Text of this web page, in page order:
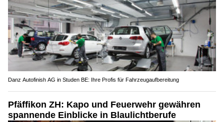
Danz Autofinish AG in Studen BE: Ihre Profis für Fahrzeugaufbereitung
Pfäffikon ZH: Kapo und Feuerwehr gewähren
spannende Einblicke in Blaulichtberufe